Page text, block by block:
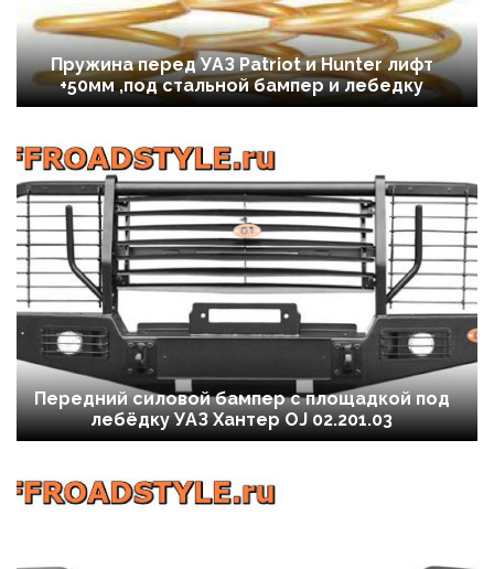
Пружина перед УАЗ Patriot и Hunter лифт
+50мм ,под стальной бампер и лебедку
Передний силовой бампер с площадкой под
лебёдку УАЗ Хантер OJ 02.201.03